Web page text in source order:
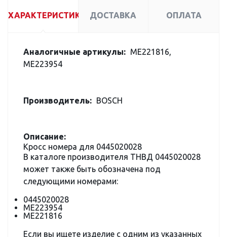
ХАРАКТЕРИСТИКИ ДОСТАВКА ОПЛАТА
Аналогичные артикулы: ME221816,
ME223954
Производитель: BOSCH
Описание:
Кросс номера для 0445020028
В каталоге производителя ТНВД 0445020028
может также быть обозначена под
следующими номерами:
0445020028
ME223954
ME221816
Если вы ищете изделие с одним из указанных